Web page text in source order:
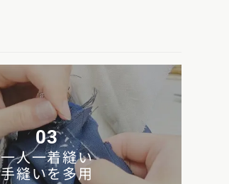
03
一人一着縫い
手縫いを多用